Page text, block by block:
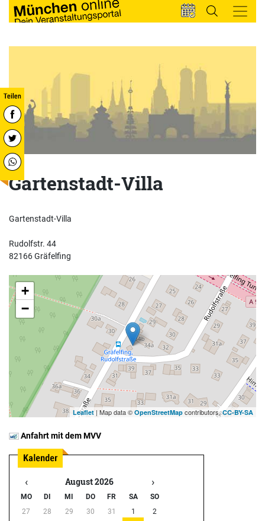
Gartenstadt-Villa
Gartenstadt-Villa
Rudolfstr. 44
82166 Gräfelfing
+
−
Leaflet | Map data © OpenStreetMap contributors,CC-BY-SA
Anfahrt mit dem MVV
‹ August 2026 ›
MO DI MI DO FR SA
SO
27
28 29 30 31 1
2